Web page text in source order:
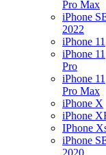
Pro Max
iPhone
2022
iPhone 11
iPhone 11
Pro
iPhone 11
Pro Max
iPhone X
iPhone
IPhone
iPhone
2020